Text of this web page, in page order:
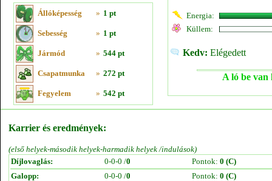
Állóképesség » 1 pt
Sebesség » 1 pt
Jármód » 544 pt
Csapatmunka » 272 pt
Fegyelem » 542 pt
Energia:
Küllem:
Kedv: Elégedett
A ló be van
Karrier és eredmények:
(első helyek-második helyek-harmadik helyek /indulások)
Díjlovaglás:
0-0-0 /0 Pontok: 0 (C)
Galopp:
0-0-0 /0 Pontok: 0 (C)